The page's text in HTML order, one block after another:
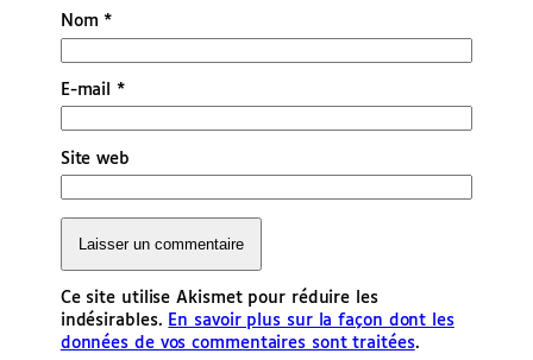
Nom*
E-mail*
Site web
Ce site utilise Akismet pour réduire les
indésirables. En savoir plus sur la façon dont les
données de vos commentaires sont traitées.